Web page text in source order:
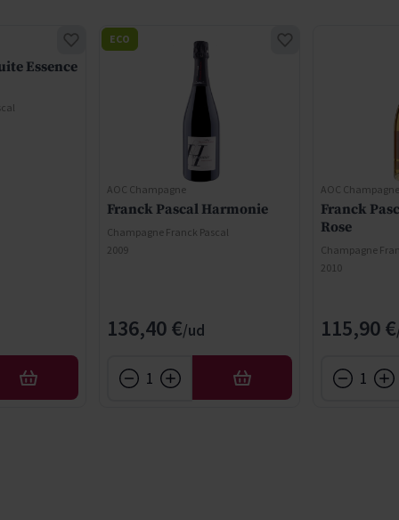
Essence
AÑADIR
AOC Champagne
Franck Pascal Harmonie
Champagne Franck Pascal
2009
136,40 €
ECO
AÑADIR
AOC Champagne
Franck
Rose
Champagne
2010
115,90 €